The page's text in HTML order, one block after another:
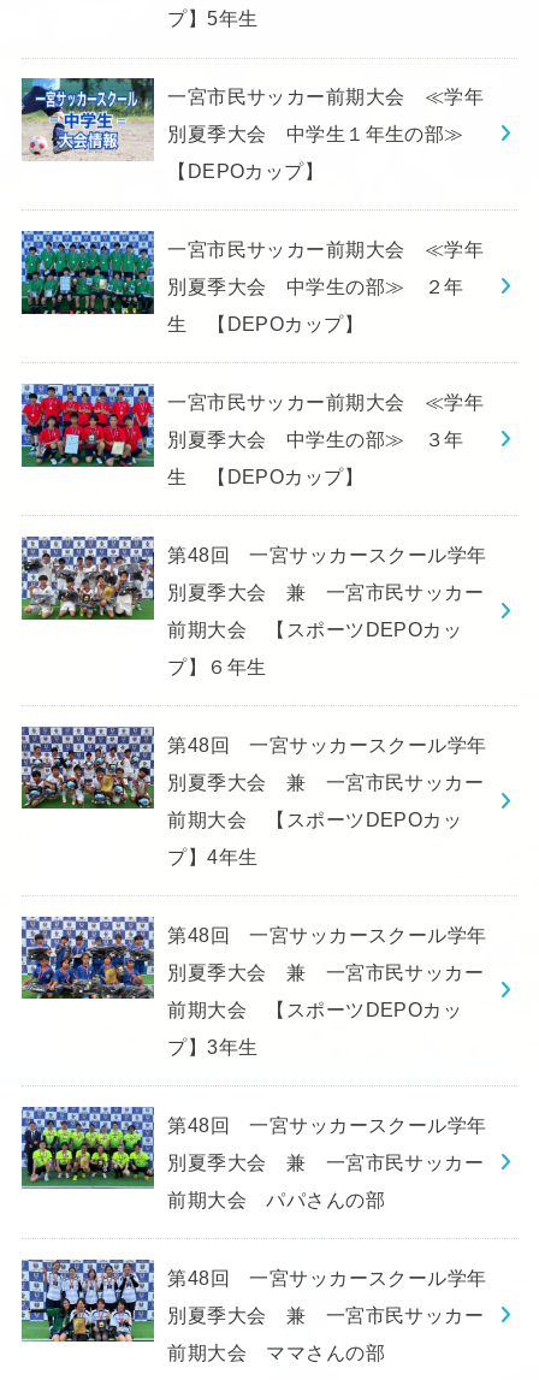
プ】5年生
一宮市民サッカー前期大会 ≪学年
別夏季大会 中学生１年生の部≫
【DEPOカップ】
一宮市民サッカー前期大会 ≪学年
別夏季大会 中学生の部≫ ２年
生 【DEPOカップ】
一宮市民サッカー前期大会 ≪学年
別夏季大会 中学生の部≫ ３年
生 【DEPOカップ】
第48回 一宮サッカースクール学年
別夏季大会 兼 一宮市民サッカー
前期大会 【スポーツDEPOカッ
プ】６年生
第48回 一宮サッカースクール学年
別夏季大会 兼 一宮市民サッカー
前期大会 【スポーツDEPOカッ
プ】4年生
第48回 一宮サッカースクール学年
別夏季大会 兼 一宮市民サッカー
前期大会 【スポーツDEPOカッ
プ】3年生
第48回 一宮サッカースクール学年
別夏季大会 兼 一宮市民サッカー
前期大会 パパさんの部
第48回 一宮サッカースクール学年
別夏季大会 兼 一宮市民サッカー
前期大会 ママさんの部